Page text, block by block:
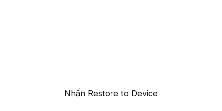
Nhấn Restore to Device​